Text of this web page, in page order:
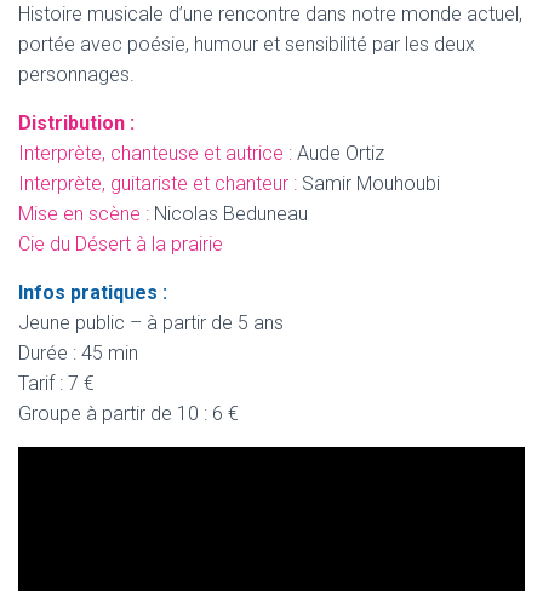
Histoire musicale d’une rencontre dans notre monde actuel,
portée avec poésie, humour et sensibilité par les deux
personnages.
Distribution :
Interprète, chanteuse et autrice : Aude Ortiz
Interprète, guitariste et chanteur : Samir Mouhoubi
Mise en scène : Nicolas Beduneau
Cie du Désert à la prairie
Infos pratiques :
Jeune public – à partir de 5 ans
Durée : 45 min
Tarif : 7 €
Groupe à partir de 10 : 6 €